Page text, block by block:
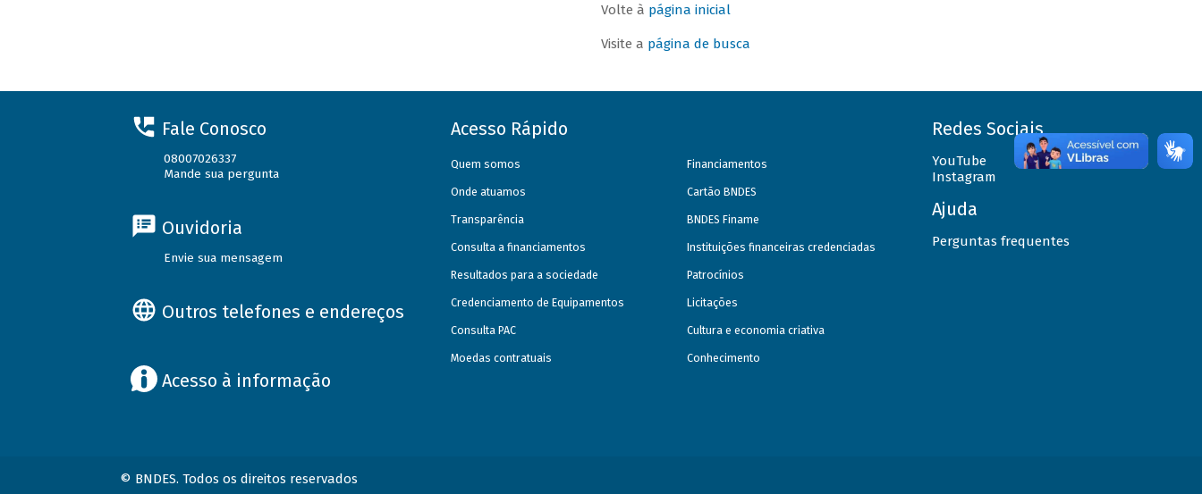
Volte à página inicial
Visite a página de busca
Fale Conosco
08007026337
Mande sua pergunta
Ouvidoria
Envie sua mensagem
Outros telefones e endereços
Acesso à informação
Acesso Rápido
Quem somos
Onde atuamos
Transparência
Consulta a financiamentos
Resultados para a sociedade
Credenciamento de Equipamentos
Consulta PAC
Moedas contratuais
Financiamentos
Cartão BNDES
BNDES Finame
Instituições financeiras credenciadas
Patrocínios
Licitações
Cultura e economia criativa
Conhecimento
Redes Sociais
YouTube
Instagram
Ajuda
Perguntas frequentes
© BNDES. Todos os direitos reservados